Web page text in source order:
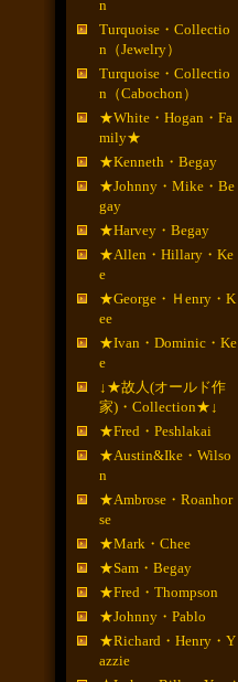
n
Turquoise・Collectio
n（Jewelry）
Turquoise・Collectio
n（Cabochon）
★White・Hogan・Fa
mily★
★Kenneth・Begay
★Johnny・Mike・Be
gay
★Harvey・Begay
★Allen・Hillary・Ke
e
★George・Ｈenry・K
ee
★Ivan・Dominic・Ke
e
↓★故人(オールド作
家)・Collection★↓
★Fred・Peshlakai
★Austin&Ike・Wilso
n
★Ambrose・Roanhor
se
★Mark・Chee
★Sam・Begay
★Fred・Thompson
★Johnny・Pablo
★Richard・Henry・Y
azzie